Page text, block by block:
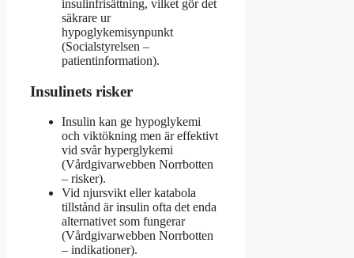
insulinfrisättning, vilket gör det
säkrare ur
hypoglykemisynpunkt
(Socialstyrelsen –
patientinformation).
Insulinets risker
Insulin kan ge hypoglykemi
och viktökning men är effektivt
vid svår hyperglykemi
(Vårdgivarwebben Norrbotten
– risker).
Vid njursvikt eller katabola
tillstånd är insulin ofta det enda
alternativet som fungerar
(Vårdgivarwebben Norrbotten
– indikationer).